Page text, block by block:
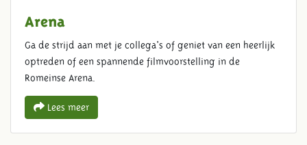
Arena
Ga de strijd aan met je collega's of geniet van een heerlijk
optreden of een spannende filmvoorstelling in de
Romeinse Arena.
Lees meer